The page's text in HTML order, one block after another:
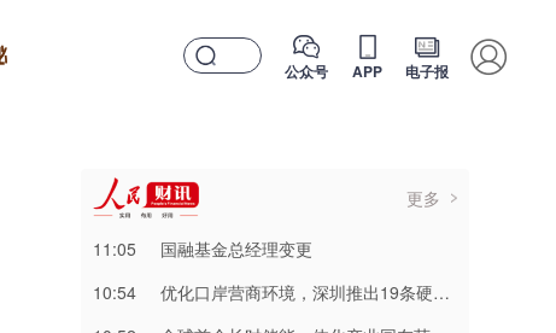
公众号 APP 电子报
更多
11:05
国融基金总经理变更
10:54
优化口岸营商环境，深圳推出19条硬举措